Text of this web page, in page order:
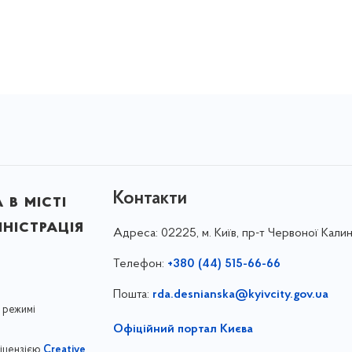
місті
Контакти
Адреса: 02225, м. Київ, пр-т Червоної
Телефон: +380 (44) 515-66-66
Пошта: rda.desnianska@kyivcity.gov.ua
Офіційний портал Києва